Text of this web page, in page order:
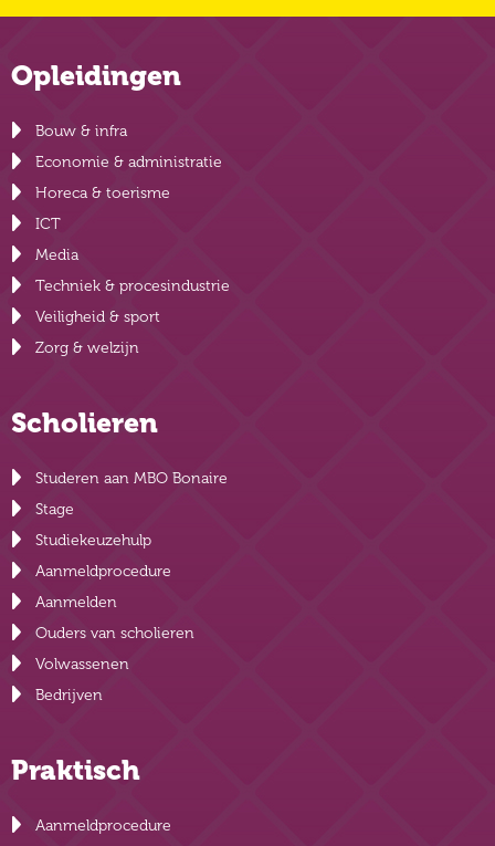
Opleidingen
Bouw & infra
Economie & administratie
Horeca & toerisme
ICT
Media
Techniek & procesindustrie
Veiligheid & sport
Zorg & welzijn
Scholieren
Studeren aan MBO Bonaire
Stage
Studiekeuzehulp
Aanmeldprocedure
Aanmelden
Ouders van scholieren
Volwassenen
Bedrijven
Praktisch
Aanmeldprocedure